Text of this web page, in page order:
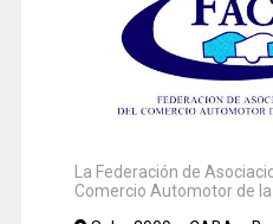
La Federación de
Comercio Automotor de